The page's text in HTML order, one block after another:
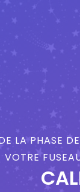
LA PHASE
VOTRE